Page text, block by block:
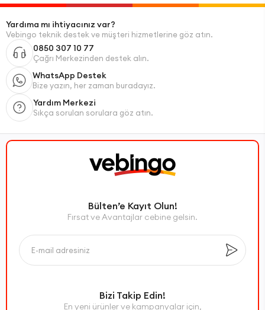
Yardıma mı ihtiyacınız var?
Vebingo teknik destek ve müşteri hizmetlerine göz atın.
0850 307 10 77
Çağrı Merkezinden destek alın.
WhatsApp Destek
Bize yazın, her zaman buradayız.
Yardım Merkezi
Sıkça sorulan sorulara göz atın.
Bülten’e Kayıt Olun!
Fırsat ve Avantajlar cebine gelsin.
Bizi Takip Edin!
En yeni ürünler ve kampanyalar için,